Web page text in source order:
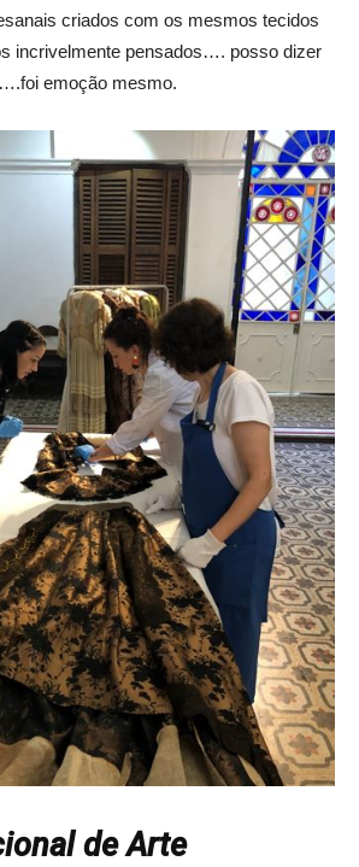
criados com os mesmos tecidos
incrivelmente pensados…. posso dizer
emoção mesmo.
de Arte